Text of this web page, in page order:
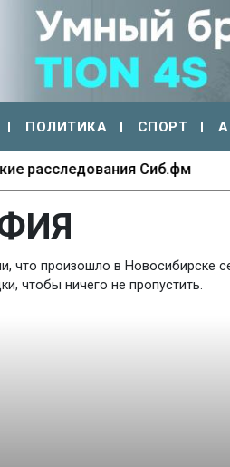
ПОЛИТИКА СПОРТ
ГЭС: энергия времени
произошло в Новосибирске
чтобы ничего не пропустить.